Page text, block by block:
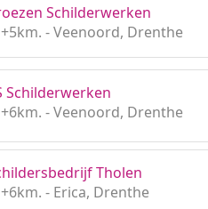
Schilderwerken
+5km. - Veenoord, Drenthe
Schilderwerken
+6km. - Veenoord, Drenthe
Tholen
+6km. - Erica, Drenthe